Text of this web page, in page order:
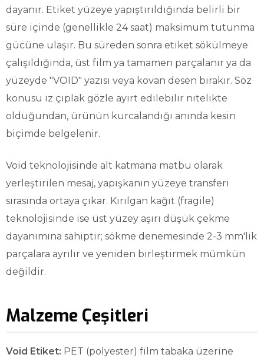
dayanır. Etiket yüzeye yapıştırıldığında belirli bir
süre içinde (genellikle 24 saat) maksimum tutunma
gücüne ulaşır. Bu süreden sonra etiket sökülmeye
çalışıldığında, üst film ya tamamen parçalanır ya da
yüzeyde "VOID" yazısı veya kovan desen bırakır. Söz
konusu iz çıplak gözle ayırt edilebilir nitelikte
olduğundan, ürünün kurcalandığı anında kesin
biçimde belgelenir.
Void teknolojisinde alt katmana matbu olarak
yerleştirilen mesaj, yapışkanın yüzeye transferi
sırasında ortaya çıkar. Kırılgan kağıt (fragile)
teknolojisinde ise üst yüzey aşırı düşük çekme
dayanımına sahiptir; sökme denemesinde 2-3 mm'lik
parçalara ayrılır ve yeniden birleştirmek mümkün
değildir.
Malzeme Çeşitleri
Void Etiket: PET (polyester) film tabaka üzerine